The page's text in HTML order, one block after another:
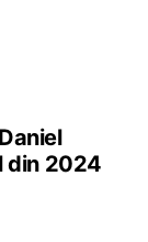
din 2024